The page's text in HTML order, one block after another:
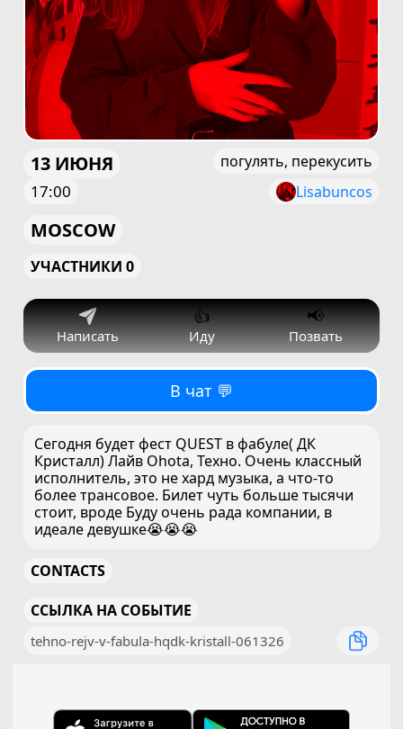
13 ИЮНЯ
17:00
погулять, перекусить
Lisabuncos
MOSCOW
УЧАСТНИКИ 0
Написать
👍
Иду
📢
Позвать
В чат 💬
Сегодня будет фест QUEST в фабуле( ДК
Кристалл) Лайв Ohota, Техно. Очень классный
исполнитель, это не хард музыка, а что-то
более трансовое. Билет чуть больше тысячи
стоит, вроде Буду очень рада компании, в
идеале девушке😭😭😭
CONTACTS
ССЫЛКА НА СОБЫТИЕ
tehno-rejv-v-fabula-hqdk-kristall-061326